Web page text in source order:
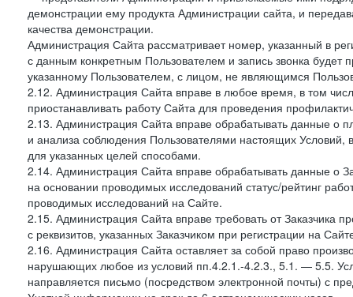
демонстрации ему продукта Администрации сайта, и
качества демонстрации.
Администрация Сайта рассматривает номер, указанный в
с данным конкретным Пользователем и запись звонка будет
указанному Пользователем, с лицом, не являющимся
2.12. Администрация Сайта вправе в любое время, в том
приостанавливать работу Сайта для проведения
2.13. Администрация Сайта вправе обрабатывать данные о
и анализа соблюдения Пользователями настоящих
для указанных целей способами.
2.14. Администрация Сайта вправе обрабатывать данные о
на основании проводимых исследований статус/рейтинг
проводимых исследований на Сайте.
2.15. Администрация Сайта вправе требовать от Заказчика
с реквизитов, указанных Заказчиком при регистрации на
2.16. Администрация Сайта оставляет за собой право
нарушающих любое из условий пп.4.2.1.-4.2.3., 5.1. — 5.5.
направляется письмо (посредством электронной почты) с